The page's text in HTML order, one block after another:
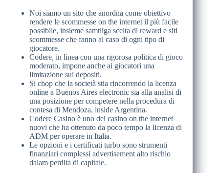
Noi siamo un sito che anordna come obiettivo
rendere le scommesse on the internet il più facile
possibile, insieme samtliga scelta di reward e siti
scommesse che fanno al caso di ogni tipo di
giocatore.
Codere, in linea con una rigorosa politica di gioco
moderato, impone anche ai giocatori una
limitazione sui depositi.
Si chop che la società stia rincorrendo la licenza
online a Buenos Aires electronic sia alla analisi di
una posizione per competere nella procedura di
contesa di Mendoza, inside Argentina.
Codere Casino è uno dei casino on the internet
nuovi che ha ottenuto da poco tempo la licenza di
ADM per operare in Italia.
Le opzioni e i certificati turbo sono strumenti
finanziari complessi advertisement alto rischio
dalam perdita di capitale.